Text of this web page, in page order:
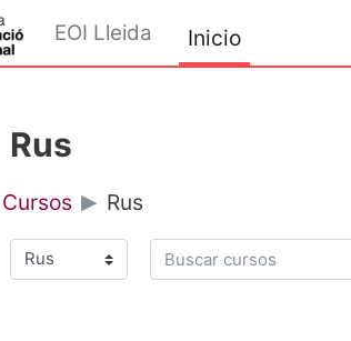
EOI Lleida Inicio
Rus
Cursos Rus
Categorías de cursos
Buscar cursos